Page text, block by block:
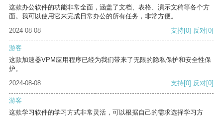
这款办公软件的功能非常全面，涵盖了文档、表格、演示文稿等各个方
面。我可以使用它来完成日常办公的所有任务，非常方便。
2024-08-08
支持[0] 反对[0]
游客
这款加速器VPM应用程序已经为我们带来了无限的隐私保护和安全性保
护。
2024-08-08
支持[0] 反对[0]
游客
这款学习软件的学习方式非常灵活，可以根据自己的需求选择学习方